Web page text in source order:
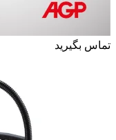
تماس بگیرید